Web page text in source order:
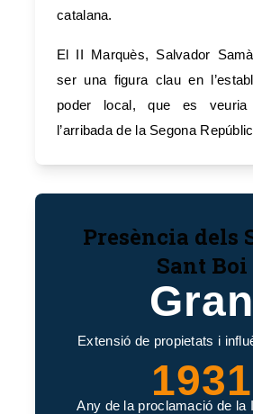
catalana.
El II Marquès, Salvador
ser una figura clau en
poder local, que es veuria
l’arribada de la Segona
Presència dels
Sant Boi
Gran
Extensió de propietats i
1931
Any de la proclamació de la